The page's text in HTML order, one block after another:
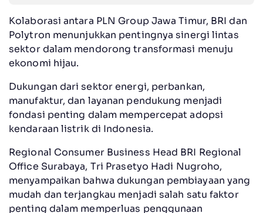
Kolaborasi antara PLN Group Jawa Timur, BRI dan
Polytron menunjukkan pentingnya sinergi lintas
sektor dalam mendorong transformasi menuju
ekonomi hijau.
Dukungan dari sektor energi, perbankan,
manufaktur, dan layanan pendukung menjadi
fondasi penting dalam mempercepat adopsi
kendaraan listrik di Indonesia.
Regional Consumer Business Head BRI Regional
Office Surabaya, Tri Prasetyo Hadi Nugroho,
menyampaikan bahwa dukungan pembiayaan yang
mudah dan terjangkau menjadi salah satu faktor
penting dalam memperluas penggunaan